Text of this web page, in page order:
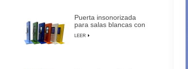
Puerta insonorizada
para salas blancas con
fabricación de
LEER